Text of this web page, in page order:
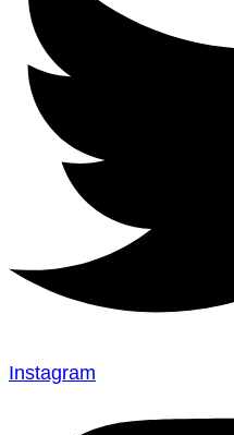
Instagram